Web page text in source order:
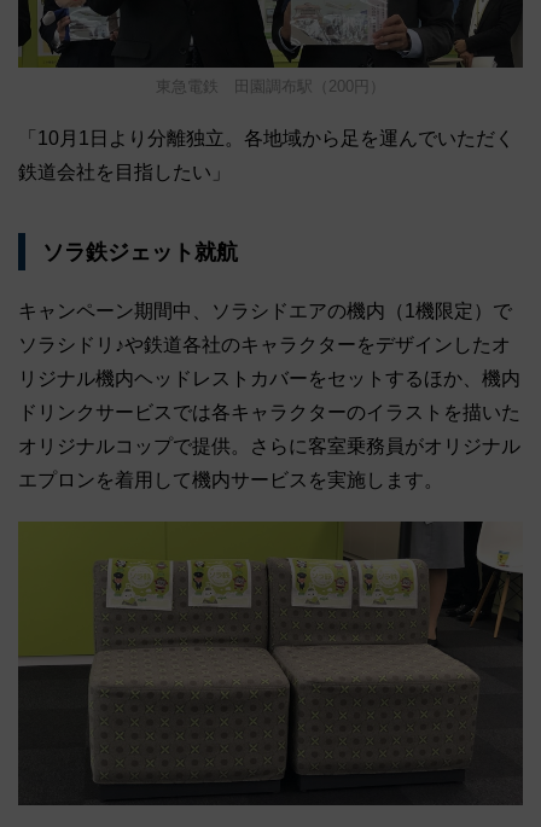
東急電鉄 田園調布駅（200円）
「10月1日より分離独立。各地域から足を運んでいただく
鉄道会社を目指したい」
ソラ鉄ジェット就航
キャンペーン期間中、ソラシドエアの機内（1機限定）で
ソラシドリ♪や鉄道各社のキャラクターをデザインしたオ
リジナル機内ヘッドレストカバーをセットするほか、機内
ドリンクサービスでは各キャラクターのイラストを描いた
オリジナルコップで提供。さらに客室乗務員がオリジナル
エプロンを着用して機内サービスを実施します。